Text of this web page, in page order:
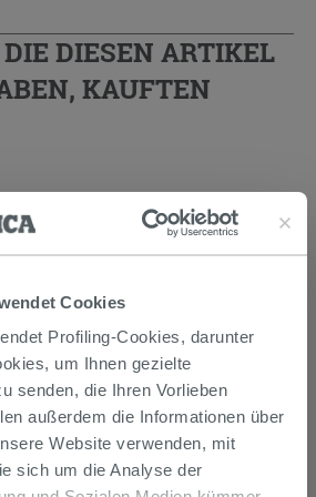
Cookies
Profiling-Cookies, darunter
um Ihnen gezielte
senden, die Ihren Vorlieben
außerdem die Informationen über
Website verwenden, mit
sich um die Analyse der
DIESEN ARTIKEL
KAUFTEN
Color KK 12 3Kg
auf Zementbasis